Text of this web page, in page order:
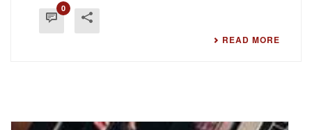
0
READ MORE